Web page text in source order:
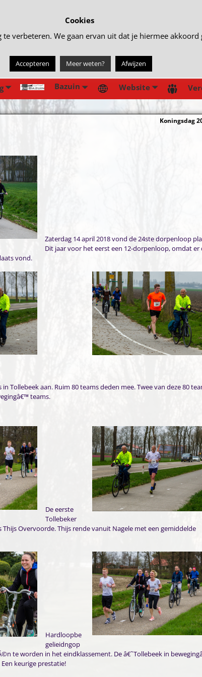
Bazuin Website
Koningsdag
Zaterdag 14 april 2018 vond de 24ste dorpenloop
Dit jaar voor het eerst een 12-dorpenloop, omdat er
vond.
Tollebeek aan. Ruim 80 teams deden mee. Twee van deze 80
teams.
De eerste
Tollebeker
Thijs Overvoorde. Thijs rende vanuit Nagele met een gemiddelde
Hardloopbe
gelieidngop
te worden in het eindklassement. De â€˜Tollebeek in
keurige prestatie!
Cookies
verbeteren. We gaan ervan uit dat je hiermee
Accepteren Meer weten? Afwijzen